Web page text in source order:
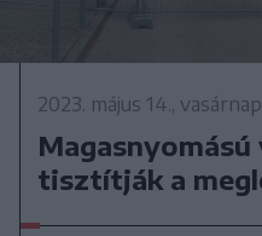
2023. május 14., vasárnap
tisztítják a